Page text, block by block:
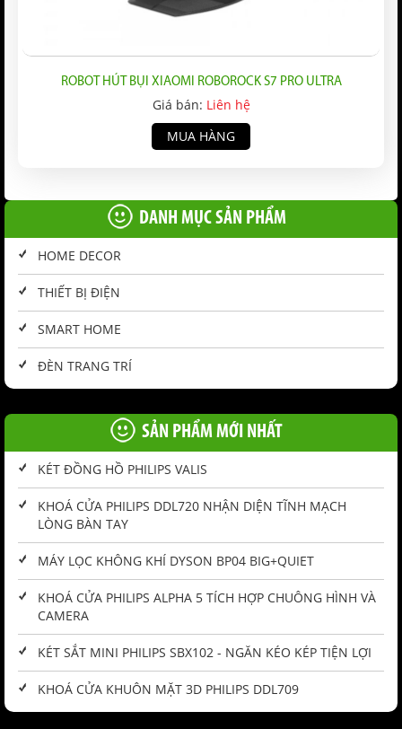
ROBOT HÚT BỤI XIAOMI ROBOROCK S7 PRO ULTRA
Giá bán: Liên hệ
MUA HÀNG
DANH MỤC SẢN PHẨM
HOME DECOR
THIẾT BỊ ĐIỆN
SMART HOME
ĐÈN TRANG TRÍ
SẢN PHẨM MỚI NHẤT
KÉT ĐỒNG HỒ PHILIPS VALIS
KHOÁ CỬA PHILIPS DDL720 NHẬN DIỆN TĨNH MẠCH
LÒNG BÀN TAY
MÁY LỌC KHÔNG KHÍ DYSON BP04 BIG+QUIET
KHOÁ CỬA PHILIPS ALPHA 5 TÍCH HỢP CHUÔNG HÌNH VÀ
CAMERA
KÉT SẮT MINI PHILIPS SBX102 - NGĂN KÉO KÉP TIỆN LỢI
KHOÁ CỬA KHUÔN MẶT 3D PHILIPS DDL709